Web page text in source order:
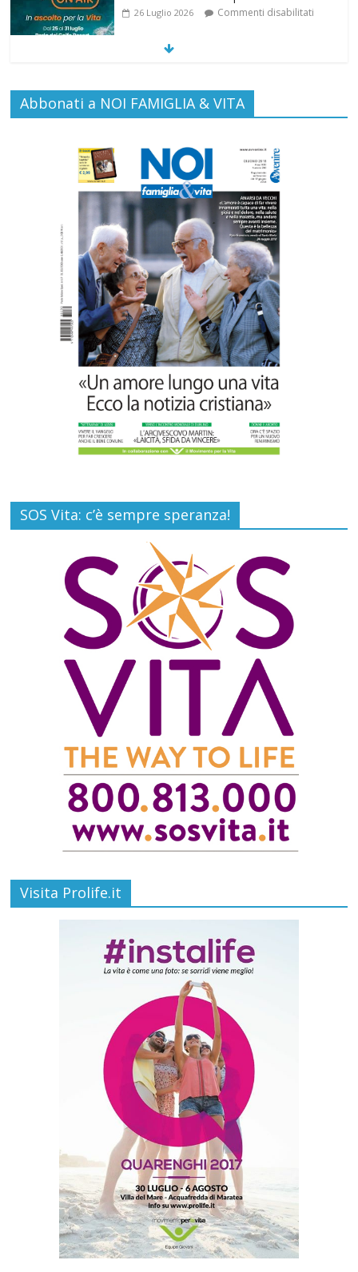
SAMARITANI 2.0: la risposta di Federvita
Gino Soldera nominato Membro della
16 Luglio 2026 Commenti disabilitati
Carlo Casini, “giusto” perché testimone
della carità sociale
7 Agosto 2026 Commenti disabilitati
Abbonati a NOI FAMIGLIA & VITA
SOS Vita: c’è sempre speranza!
Visita Prolife.it